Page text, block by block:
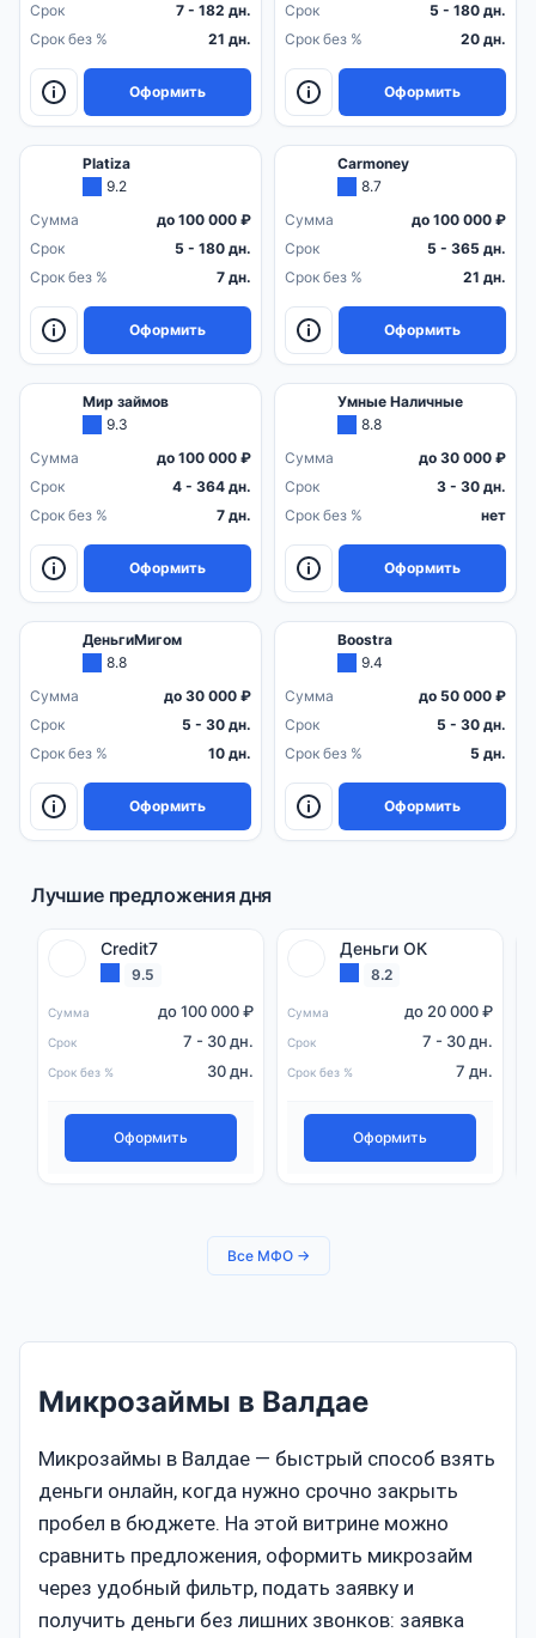
Срок
7 - 182 дн.
Срок без %
21 дн.
Оформить
Срок
5 - 180 дн.
Срок без %
20 дн.
Оформить
Platiza
9.2
Сумма
до 100 000 ₽
Срок
5 - 180 дн.
Срок без %
7 дн.
Оформить
Carmoney
8.7
Сумма
до 100 000 ₽
Срок
5 - 365 дн.
Срок без %
21 дн.
Оформить
Мир займов
9.3
Сумма
до 100 000 ₽
Срок
4 - 364 дн.
Срок без %
7 дн.
Оформить
Умные Наличные
8.8
Сумма
до 30 000 ₽
Срок
3 - 30 дн.
Срок без %
нет
Оформить
ДеньгиМигом
8.8
Сумма
до 30 000 ₽
Срок
5 - 30 дн.
Срок без %
10 дн.
Оформить
Boostra
9.4
Сумма
до 50 000 ₽
Срок
5 - 30 дн.
Срок без %
5 дн.
Оформить
Лучшие предложения дня
Credit7
9.5
Сумма до 100 000 ₽
Срок 7 - 30 дн.
Срок без % 30 дн.
Оформить
Деньги ОК
8.2
Сумма до 20 000 ₽
Срок 7 - 30 дн.
Срок без % 7 дн.
Оформить
Все МФО →
Микрозаймы в Валдае
Микрозаймы в Валдае — быстрый способ взять
деньги онлайн, когда нужно срочно закрыть
пробел в бюджете. На этой витрине можно
сравнить предложения, оформить микрозайм
через удобный фильтр, подать заявку и
получить деньги без лишних звонков: заявка